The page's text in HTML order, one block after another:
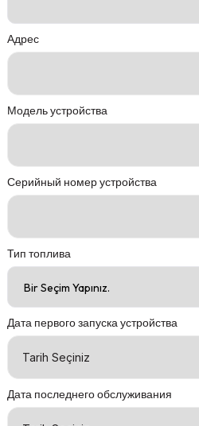
Адрес
Модель устройства
Серийный номер устройства
Тип топлива
Дата первого запуска устройства
Дата последнего обслуживания